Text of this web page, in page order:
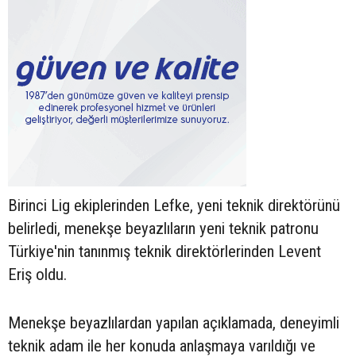
Birinci Lig ekiplerinden Lefke, yeni teknik direktörünü
belirledi, menekşe beyazlıların yeni teknik patronu
Türkiye'nin tanınmış teknik direktörlerinden Levent
Eriş oldu.
Menekşe beyazlılardan yapılan açıklamada, deneyimli
teknik adam ile her konuda anlaşmaya varıldığı ve